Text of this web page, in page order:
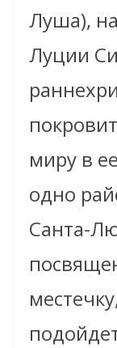
Луша),
Луции
миру в
одно
Санта-